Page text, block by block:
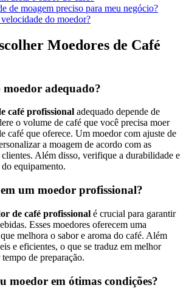
de moagem preciso para meu negócio?
do moedor?
Moedores de Café
moedor adequado?
café profissional adequado depende de
o volume de café que você precisa moer
café que oferece. Um moedor com ajuste de
a moagem de acordo com as
clientes. Além disso, verifique a durabilidade e
equipamento.
um moedor profissional?
de café profissional é crucial para garantir
Esses moedores oferecem uma
melhora o sabor e aroma do café. Além
e eficientes, o que se traduz em melhor
de preparação.
moedor em ótimas condições?